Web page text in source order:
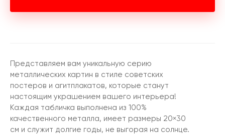
Представляем вам уникальную серию
металлических картин в стиле советских
постеров и агитплакатов, которые станут
настоящим украшением вашего интерьера!
Каждая табличка выполнена из 100%
качественного металла, имеет размеры 20×30
см и служит долгие годы, не выгорая на солнце.